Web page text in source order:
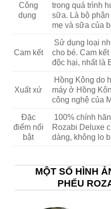
Công
dụng
trong quá trình
sữa. Là bộ
mẹ và sữa của
Cam kết
Sử dụng loại
cho bé. Cam
độc hại, nhất là
Xuất xứ
Hồng Kông do
máy ở Hồng
công nghệ của
Đặc
điểm nổi
bật
100% chính
Rozabi Deluxe
dàng, không lo
MỘT SỐ HÌNH
PHẾU